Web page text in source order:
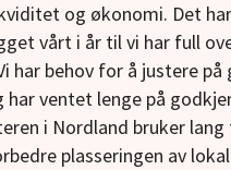
og økonomi. Det
vårt i år til vi har full
har behov for å justere
ventet lenge på
i Nordland bruker
plasseringen av